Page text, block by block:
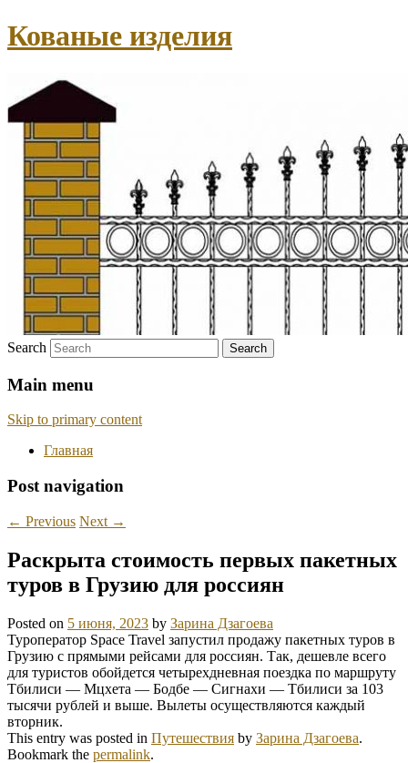
Кованые изделия
Search
Main menu
Skip to primary content
Главная
Post navigation
← Previous Next →
Раскрыта стоимость первых пакетных
туров в Грузию для россиян
Posted on 5 июня, 2023 by Зарина Дзагоева
Туроператор Space Travel запустил продажу пакетных туров в
Грузию с прямыми рейсами для россиян. Так, дешевле всего
для туристов обойдется четырехдневная поездка по маршруту
Тбилиси — Мцхета — Бодбе — Сигнахи — Тбилиси за 103
тысячи рублей и выше. Вылеты осуществляются каждый
вторник.
This entry was posted in Путешествия by Зарина Дзагоева.
Bookmark the permalink.